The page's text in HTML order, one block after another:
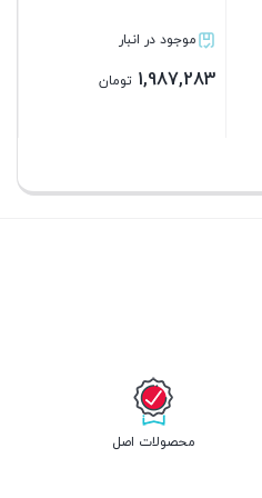
موجود در انبار
3,229,283 تومان
محصولات اصل